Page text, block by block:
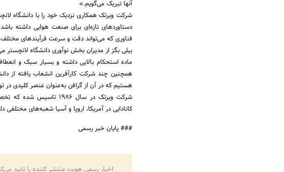
آنها تبریک می‌گویم.»
شرکت ویرتک همکاری نزدیک خود را با دانشگاه
دستاوردهای تازه‌ای برای صنعت هوایی داشته
فناوری که می‌تواند دقت و سرعت فرآیندهای
بیلی بگز از مدیران بخش نوآوری دانشگاه
ماده استحکام بالایی داشته و بسیار سبک و
همچنین چند شرکت کارآفرین انشعاب یافته از
هستیم که در آن از گرافن به‌عنوان عنصر کلیدی
شرکت ویرتک در سال
کانادایی در آمریکا، اروپا و آسیا شعبه‌های مختلفی
### پایان خبر رسمی
اخبار رسمی هویت منتشر کننده را